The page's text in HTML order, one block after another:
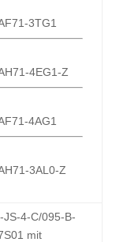
3TG1
4EG1-Z
4AG1
3AL0-Z
JS-4-C/095-B-
mit